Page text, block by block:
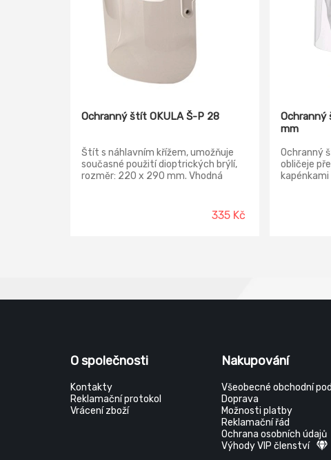
Ochranný štít OKULA Š-P 28
Štít s náhlavním křížem, umožňuje
současné použití dioptrických brýlí,
rozměr: 220 x 290 mm. Vhodná
335 Kč
Ochranný
mm
Ochranný
obličeje
O společnosti
Kontakty
Reklamační protokol
Vrácení zboží
Nakupování
Všeobecné obchodní
Doprava
Možnosti platby
Reklamační řád
Ochrana osobních údajů
Výhody VIP členství